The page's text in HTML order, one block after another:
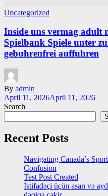
Uncategorized
Inside uns vermag adult
Spielbank Spiele unter
gebuhrenfrei auffuhren
By admin
April 11, 2026April 11, 2026
Search
Recent Posts
Navigating Canada’s
Confusion
Test Post Created
İstifadəçi üçün asan və